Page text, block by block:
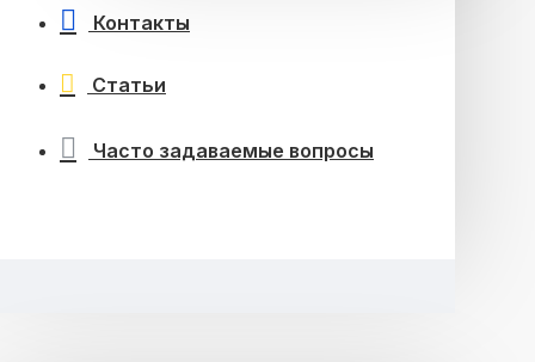
Контакты
Статьи
Часто задаваемые вопросы